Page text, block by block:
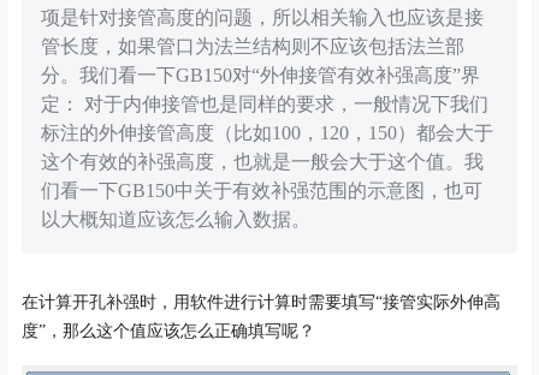
项是针对接管高度的问题，所以相关输入也应该是接
管长度，如果管口为法兰结构则不应该包括法兰部
分。我们看一下GB150对“外伸接管有效补强高度”界
定： 对于内伸接管也是同样的要求，一般情况下我们
标注的外伸接管高度（比如100，120，150）都会大于
这个有效的补强高度，也就是一般会大于这个值。我
们看一下GB150中关于有效补强范围的示意图，也可
以大概知道应该怎么输入数据。
在计算开孔补强时，用软件进行计算时需要填写“接管实际外伸高
度”，那么这个值应该怎么正确填写呢？